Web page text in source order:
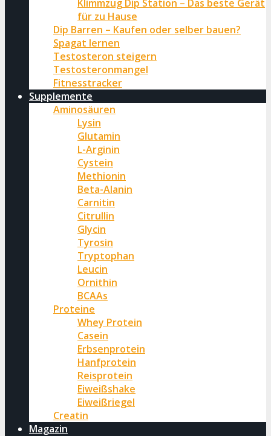
Klimmzug Dip Station – Das beste Gerät
für zu Hause
Dip Barren – Kaufen oder selber bauen?
Spagat lernen
Testosteron steigern
Testosteronmangel
Fitnesstracker
Supplemente
Aminosäuren
Lysin
Glutamin
L-Arginin
Cystein
Methionin
Beta-Alanin
Carnitin
Citrullin
Glycin
Tyrosin
Tryptophan
Leucin
Ornithin
BCAAs
Proteine
Whey Protein
Casein
Erbsenprotein
Hanfprotein
Reisprotein
Eiweißshake
Eiweißriegel
Creatin
Magazin